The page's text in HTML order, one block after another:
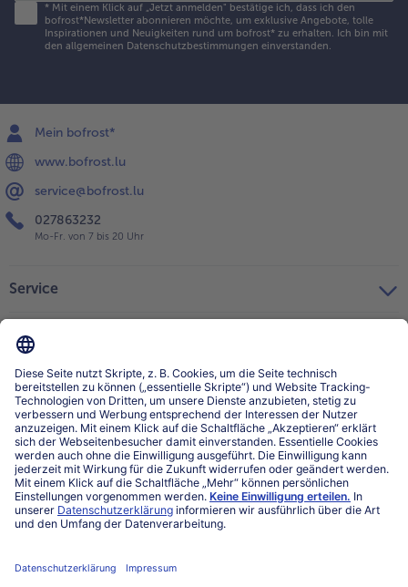
* Mit einem Klick auf „Jetzt anmelden" bestätige ich, dass ich den
bofrost*Newsletter abonnieren möchte, um exklusive Angebote, tolle
Inspirationen und Neuigkeiten rund um bofrost* zu erhalten. Ich bin mit
den allgemeinen Datenschutzbestimmungen einverstanden.
Mein bofrost*
www.bofrost.lu
service@bofrost.lu
027863232
Mo-Fr. von 7 bis 20 Uhr
Service
Über bofrost*
Kategorien